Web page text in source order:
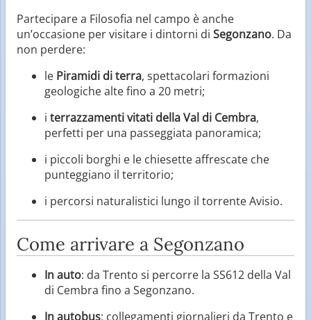
Partecipare a Filosofia nel campo è anche
un’occasione per visitare i dintorni di Segonzano. Da
non perdere:
le Piramidi di terra, spettacolari formazioni
geologiche alte fino a 20 metri;
i terrazzamenti vitati della Val di Cembra,
perfetti per una passeggiata panoramica;
i piccoli borghi e le chiesette affrescate che
punteggiano il territorio;
i percorsi naturalistici lungo il torrente Avisio.
Come arrivare a Segonzano
In auto: da Trento si percorre la SS612 della Val
di Cembra fino a Segonzano.
In autobus: collegamenti giornalieri da Trento e